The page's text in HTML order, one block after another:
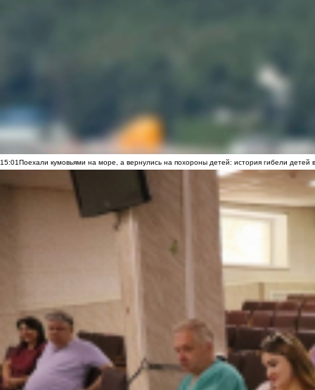
15:01Поехали кумовьями на море, а вернулись на похороны детей: история гибели детей